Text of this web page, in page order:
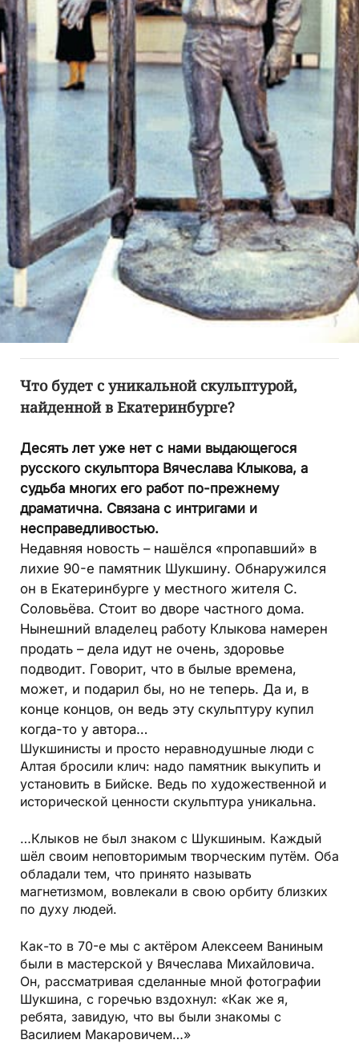
Что будет с уникальной скульптурой,
найденной в Екатеринбурге?
Десять лет уже нет с нами выдающегося
русского скульптора Вячеслава Клыкова, а
судьба многих его работ по-прежнему
драматична. Связана с интригами и
несправедливостью.
Недавняя новость – нашёлся «пропавший» в
лихие 90-е памятник Шукшину. Обнаружился
он в Екатеринбурге у местного жителя С.
Соловьёва. Стоит во дворе частного дома.
Нынешний владелец работу Клыкова намерен
продать – дела идут не очень, здоровье
подводит. Говорит, что в былые времена,
может, и подарил бы, но не теперь. Да и, в
конце концов, он ведь эту скульптуру купил
когда-то у автора…
Шукшинисты и просто неравнодушные люди с
Алтая бросили клич: надо памятник выкупить и
установить в Бийске. Ведь по художественной и
исторической ценности скульптура уникальна.
…Клыков не был знаком с Шукшиным. Каждый
шёл своим неповторимым творческим путём. Оба
обладали тем, что принято называть
магнетизмом, вовлекали в свою орбиту близких
по духу людей.
Как-то в 70-е мы с актёром Алексеем Ваниным
были в мастерской у Вячеслава Михайловича.
Он, рассматривая сделанные мной фотографии
Шукшина, с горечью вздохнул: «Как же я,
ребята, завидую, что вы были знакомы с
Василием Макаровичем…»